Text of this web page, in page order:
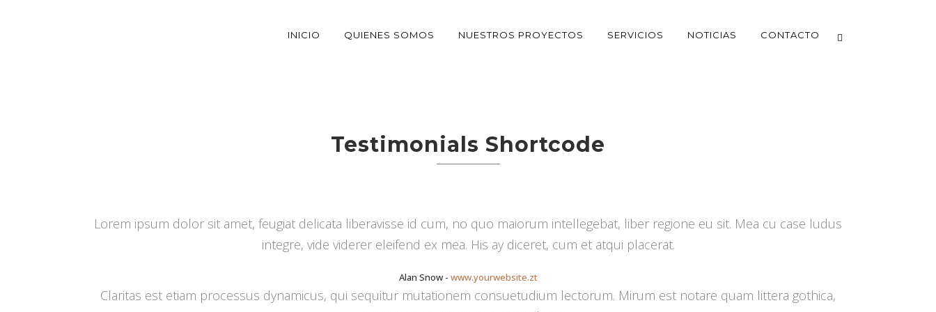
INICIO QUIENES SOMOS NUESTROS PROYECTOS SERVICIOS NOTICIAS CONTACTO
Testimonials
Testimonials Shortcode
Lorem ipsum dolor sit amet, feugiat delicata liberavisse id cum, no quo maiorum intellegebat, liber regione eu sit. Mea cu case ludus
integre, vide viderer eleifend ex mea. His ay diceret, cum et atqui placerat.
Alan Snow- www.yourwebsite.zt
Claritas est etiam processus dynamicus, qui sequitur mutationem consuetudium lectorum. Mirum est notare quam littera gothica,